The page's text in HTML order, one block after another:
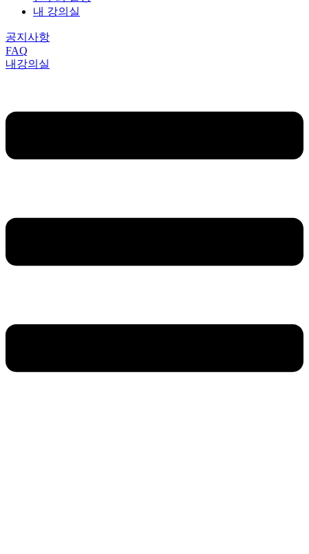
내 강의실
공지사항
FAQ
내강의실